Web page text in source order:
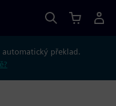
překlad.